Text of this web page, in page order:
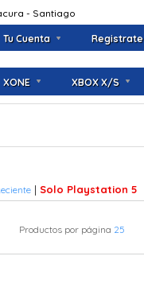
Tu Cuenta Registrate
- Santiago
XONE XBOX X/S
| Solo Playstation 5
Productos por página 25